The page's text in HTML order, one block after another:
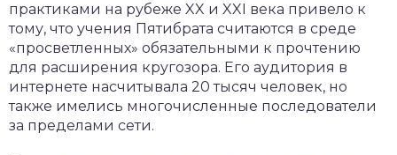
практиками на рубеже XX и XXI века привело к
тому, что учения Пятибрата считаются в среде
«просветленных» обязательными к прочтению
для расширения кругозора. Его аудитория в
интернете насчитывала 20 тысяч человек, но
также имелись многочисленные последователи
за пределами сети.